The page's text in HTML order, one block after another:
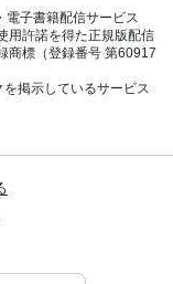
電子書籍配信サービス
用許諾を得た正規版配信
商標（登録番号 第60917
掲示しているサービス